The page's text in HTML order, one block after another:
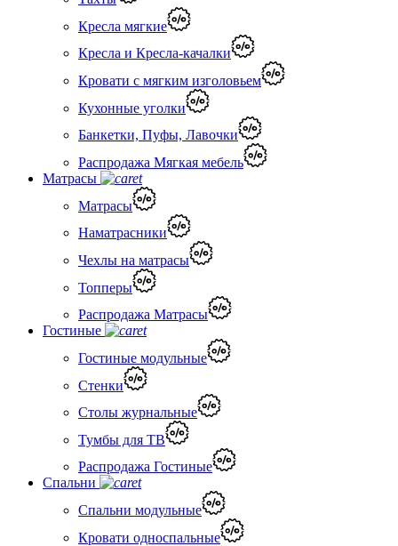
Кресла мягкие
Кресла и Кресла-качалки
Кровати с мягким изголовьем
Кухонные уголки
Банкетки, Пуфы, Лавочки
Распродажа Мягкая мебель
Матрасы
Матрасы
Наматрасники
Чехлы на матрасы
Топперы
Распродажа Матрасы
Гостиные
Гостиные модульные
Стенки
Столы журнальные
Тумбы для ТВ
Распродажа Гостиные
Спальни
Спальни модульные
Кровати односпальные